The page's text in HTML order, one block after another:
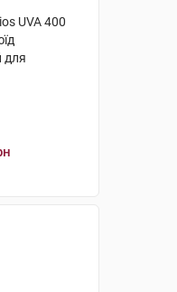
UVA 400
для
50 мл